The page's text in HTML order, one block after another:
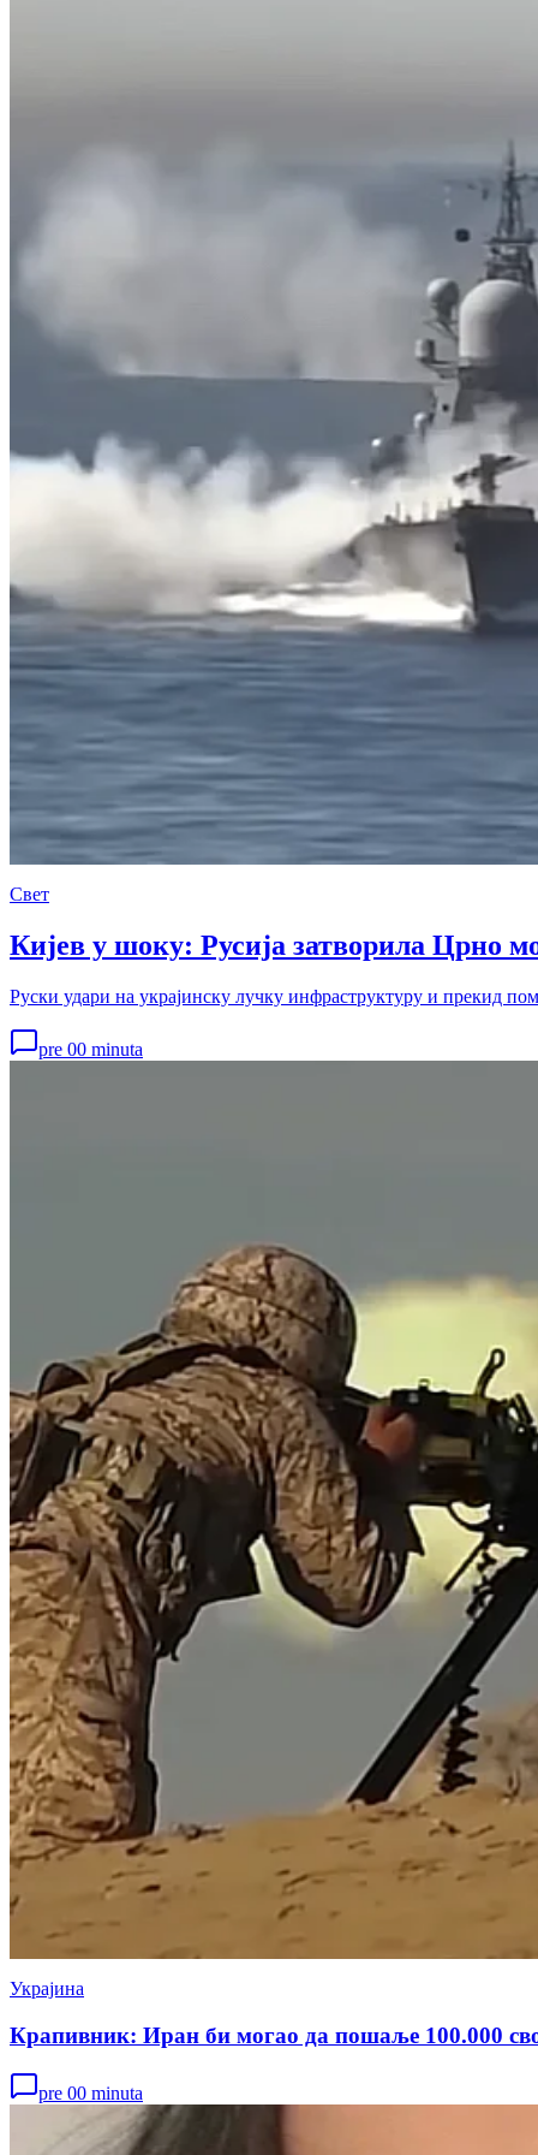
Свет
Кијев у шоку: Русија затворила Црно
Руски удари на украјинску лучку инфраструктуру и прекид
pre 00 minuta
Украјина
Крапивник: Иран би могао да пошаље 100.000
pre 00 minuta